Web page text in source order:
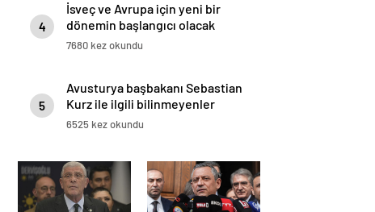
4
İsveç ve Avrupa için yeni bir
dönemin başlangıcı olacak
kararlar.
7680 kez okundu
5
Avusturya başbakanı Sebastian
Kurz ile ilgili bilinmeyenler
6525 kez okundu